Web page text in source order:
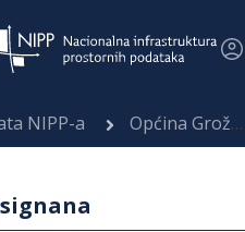
NIPP-a Općina Grožnjan - Grisignana